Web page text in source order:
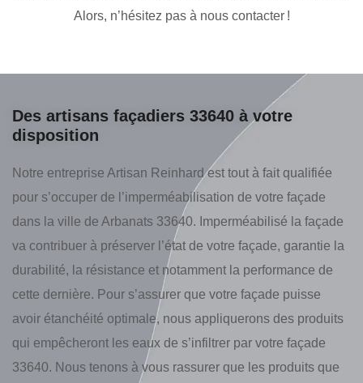
Alors, n’hésitez pas à nous contacter !
Des artisans façadiers 33640 à votre
disposition
Notre entreprise Artisan Reinhard est tout à fait qualifiée
pour s’occuper de l’imperméabilisation de votre façade
dans la ville de Arbanats 33640. Imperméabilisé la façade
va contribuer à préserver l’état de votre façade, garantie la
durabilité, la résistance et notamment la performance de
cette dernière. Pour s’assurer que votre façade puisse
avoir étanchéité optimale, nous appliquerons des produits
qui empêcheront les eaux de s’infiltrer par votre façade
33640. Nous tenons à vous rassurer que les produits que